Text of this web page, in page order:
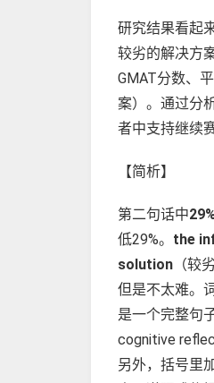
研究结果看起
较劣的解决方
GMAT分数、
案）。通过分
者中支持继续
【简析】
第二句话中
低29%。 the
solution （较
但是不太难。
是一个完整句
cognitive
另外，括号里